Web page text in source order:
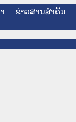
ຂ່າວສານສໍາຄັນ